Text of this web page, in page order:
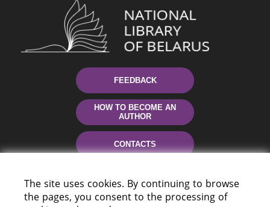
FEEDBACK
HOW TO BECOME AN
AUTHOR
CONTACTS
The site uses cookies. By continuing to browse
the pages, you consent to the processing of